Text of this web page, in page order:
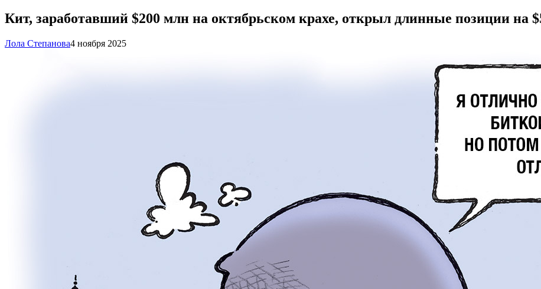
Кит, заработавший $200 млн на октябрьском крахе, открыл длинные позиции на
Лола Степанова4 ноября 2025